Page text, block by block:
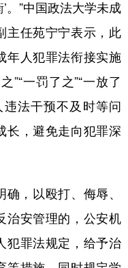
。”中国政法大学未成
主任苑宁宁表示，此
年人犯罪法衔接实施
”“一罚了之”“一放了
违法干预不及时等问
长，避免走向犯罪深
，以殴打、侮辱、
治安管理的，公安机
犯罪法规定，给予治